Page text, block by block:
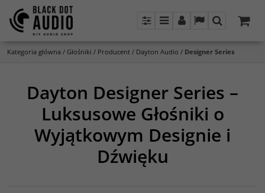
PanelMenuPanel LangSzukaj
Kategoria główna / Głośniki / Producent / Dayton Audio / Designer Series
Dayton Designer Series –
Luksusowe Głośniki o
Wyjątkowym Designie i
Dźwięku